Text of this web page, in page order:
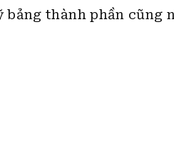
bảng thành phần